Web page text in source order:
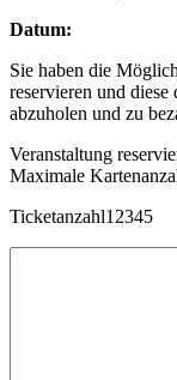
Datum:
Sie haben die
reservieren und
abzuholen und zu
Veranstaltung
Maximale
Ticketanzahl12345